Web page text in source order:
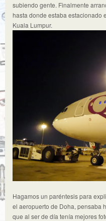
subiendo gente. Finalmente
hasta donde estaba estacionado
Kuala Lumpur.
Hagamos un paréntesis para
el aeropuerto de Doha, pensaba
que al ser de día tenía mejores